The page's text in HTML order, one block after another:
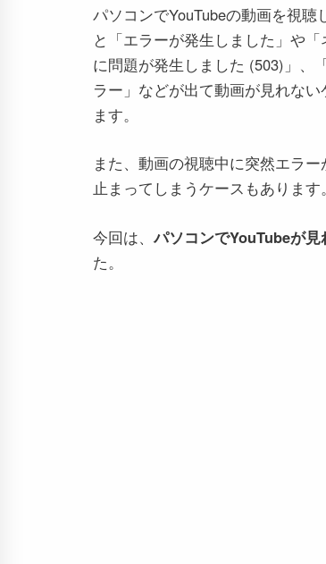
パソコンでYouTubeの動画を視聴
と「エラーが発生しました」や「
に問題が発生しました (503)」、
ラー」などが出て動画が見れない
ます。
また、動画の視聴中に突然エラ
止まってしまうケースもあります。
今回は、パソコンでYouTubeが
た。